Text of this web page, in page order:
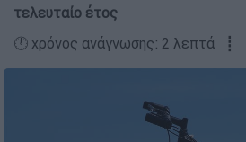
τελευταίο έτος
🕛 χρόνος ανάγνωσης: 2 λεπτά ┋